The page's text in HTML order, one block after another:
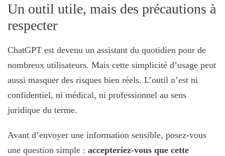
Un outil utile, mais des précautions à
respecter
ChatGPT est devenu un assistant du quotidien pour de
nombreux utilisateurs. Mais cette simplicité d’usage peut
aussi masquer des risques bien réels. L’outil n’est ni
confidentiel, ni médical, ni professionnel au sens
juridique du terme.
Avant d’envoyer une information sensible, posez-vous
une question simple : accepteriez-vous que cette